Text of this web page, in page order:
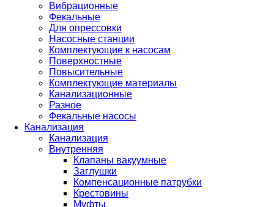
Вибрационные
Фекальные
Для опрессовки
Насосные станции
Комплектующие к насосам
Поверхностные
Повысительные
Комплектующие материалы
Канализационные
Разное
Фекальные насосы
Канализация
Канализация
Внутренняя
Клапаны вакуумные
Заглушки
Компенсационные патрубки
Крестовины
Муфты